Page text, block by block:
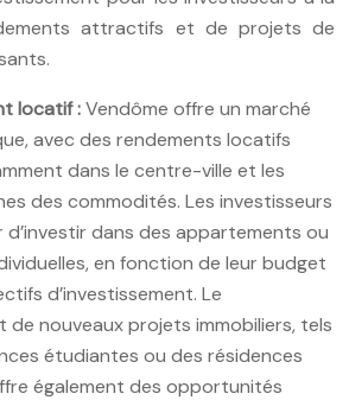
attractifs et de projets de
locatif :Vendôme offre un marché
avec des rendements locatifs
dans le centre-ville et les
des commodités. Les investisseurs
dans des appartements ou
en fonction de leur budget
d’investissement. Le
de nouveaux projets immobiliers, tels
étudiantes ou des résidences
également des opportunités